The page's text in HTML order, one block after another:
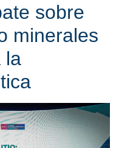
sobre
minerales
la